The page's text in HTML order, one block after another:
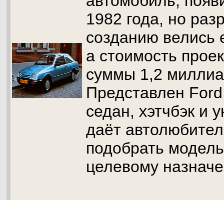
1982 года, но
созданию велись
а стоимость
суммы 1,2
Представлен
седан, хэтчбэк и
даёт
подобрать
целевому